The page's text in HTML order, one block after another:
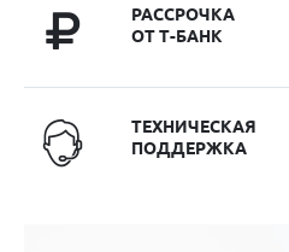
РАССРОЧКА
ОТ Т-БАНК
ТЕХНИЧЕСКАЯ
ПОДДЕРЖКА